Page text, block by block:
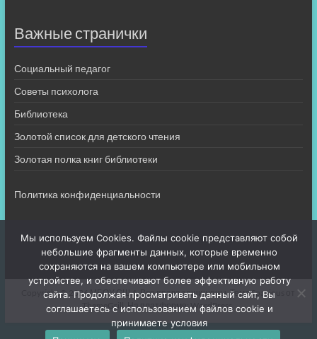
Важные странички
Социальный педагог
Советы психолога
Библиотека
Золотой список для детского чтения
Золотая полка книг библиотеки
Политика конфиденциальности
Copyright © 2026МБОУ СШ 4. Все права защищены. ТемаSpacious
ThemeGrill. На платформе:WordPress
Мы используем Cookies. Файлы cookie представляют собой
небольшие фрагменты данных, которые временно
сохраняются на вашем компьютере или мобильном
устройстве, и обеспечивают более эффективную работу
сайта. Продолжая просматривать данный сайт, Вы
соглашаетесь с использованием файлов cookie и
принимаете условия